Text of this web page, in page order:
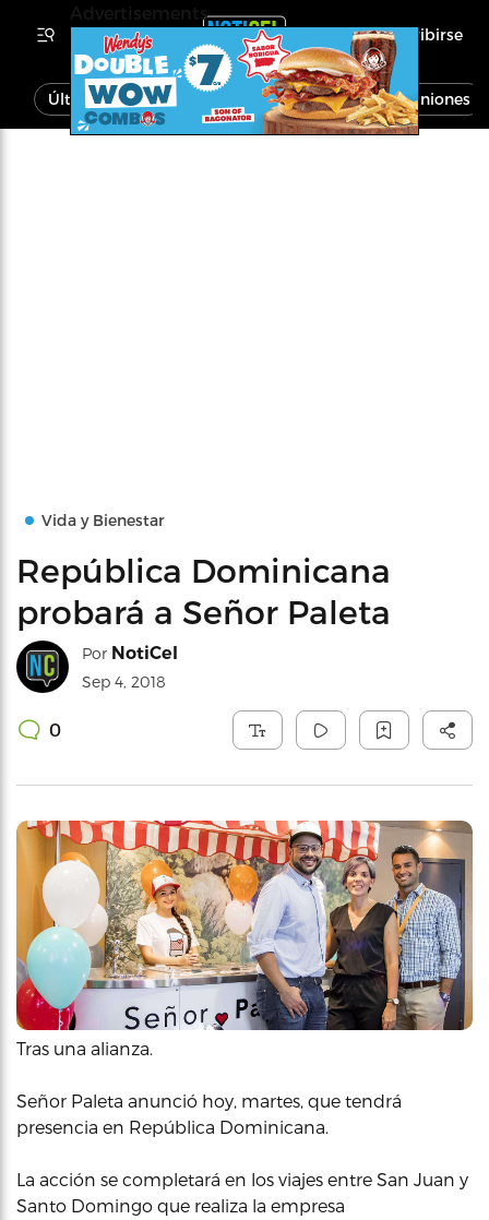
Inscribirse
Última Hora Noticias Economía Opiniones
Vida y Bienestar
República Dominicana
probará a Señor Paleta
Por NotiCel
Sep 4, 2018
0
Tras una alianza.
Señor Paleta anunció hoy, martes, que tendrá
presencia en República Dominicana.
La acción se completará en los viajes entre San Juan y
Santo Domingo que realiza la empresa
Advertisements